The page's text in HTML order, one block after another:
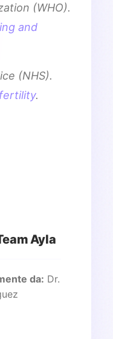
(WHO).
and
(NHS).
.
Ayla
da: Dr.